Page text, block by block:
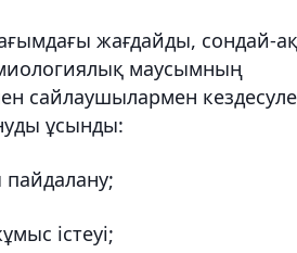
жағдайды, сондай-ақ
маусымның
сайлаушылармен
ұсынды:
істеуі;